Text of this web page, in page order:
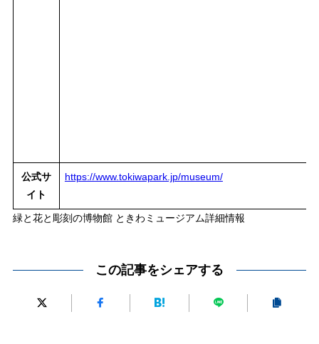
公式サ
イト
https://www.tokiwapark.jp/museum/
緑と花と彫刻の博物館 ときわミュージアム詳細情報
この記事をシェアする